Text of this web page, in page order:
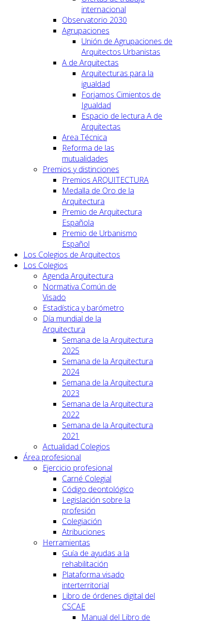
internacional
Observatorio 2030
Agrupaciones
Unión de Agrupaciones de
Arquitectos Urbanistas
A de Arquitectas
Arquitecturas para la
igualdad
Forjamos Cimientos de
Igualdad
Espacio de lectura A de
Arquitectas
Area Técnica
Reforma de las
mutualidades
Premios y distinciones
Premios ARQUITECTURA
Medalla de Oro de la
Arquitectura
Premio de Arquitectura
Española
Premio de Urbanismo
Español
Los Colegios de Arquitectos
Los Colegios
Agenda Arquitectura
Normativa Común de
Visado
Estadística y barómetro
Día mundial de la
Arquitectura
Semana de la Arquitectura
2025
Semana de la Arquitectura
2024
Semana de la Arquitectura
2023
Semana de la Arquitectura
2022
Semana de la Arquitectura
2021
Actualidad Colegios
Área profesional
Ejercicio profesional
Carné Colegial
Código deontológico
Legislación sobre la
profesión
Colegiación
Atribuciones
Herramientas
Guía de ayudas a la
rehabilitación
Plataforma visado
interterritorial
Libro de órdenes digital del
CSCAE
Manual del Libro de